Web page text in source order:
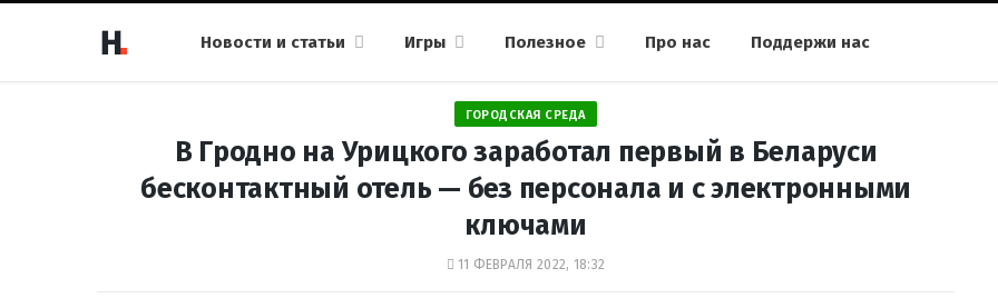
Новости и статьи Игры Полезное Про нас Поддержи нас
ГОРОДСКАЯ СРЕДА
В Гродно на Урицкого заработал первый в Беларуси
бесконтактный отель — без персонала и с электронными
ключами
11 ФЕВРАЛЯ 2022, 18:32